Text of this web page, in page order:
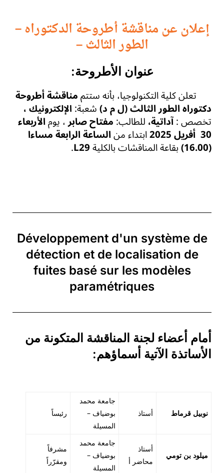
إعلان عن مناقشة أطروحة الدكتوراه –
الطور الثالث –
عنوان الأطروحة:
تعلن كلية التكنولوجيا، بأنه ستتممناقشة أطروحة
دكتوراه الطور الثالث (ل م د)شعبة:الإلكترونيك،
تخصص :آداتية،للطالب:مفتاح صابر، يومالأربعاء
30 أفريل 2025 ابتداء منالساعة الرابعة مساءا
(16.00) بقاعة المناقشات بالكليةL29
.
Développement d'un système de
détection et de localisation de
fuites basé sur les modèles
paramétriques
أمام أعضاء لجنة المناقشة المتكونة من
الأساتذة الآتية أسماؤهم:
نوبيل قرماط أستاذ
جامعة محمد
بوضياف –
المسيلة
رئيساً
ميلود بن تومي
أستاذ
محاضر أ
جامعة محمد
بوضياف –
المسيلة
مشرفاً
ومقرّراً